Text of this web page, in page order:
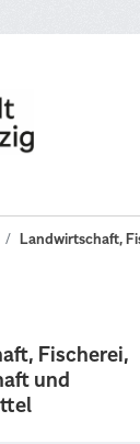
Landwirtschaft,
Fischerei,
und